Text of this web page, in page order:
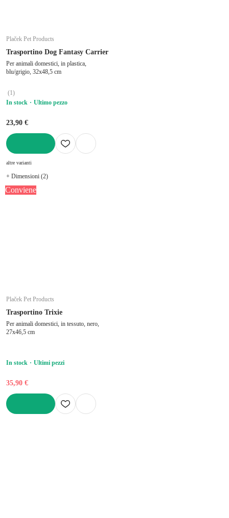
Plaček Pet Products
Trasportino Dog Fantasy Carrier
Per animali domestici, in plastica,
blu/grigio, 32x48,5 cm
(1)
In stock
Ultimo pezzo
23,90 €
altre varianti
+ Dimensioni (2)
Conviene
Plaček Pet Products
Trasportino Trixie
Per animali domestici, in tessuto, nero,
27x46,5 cm
In stock Ultimi pezzi
35,90 €